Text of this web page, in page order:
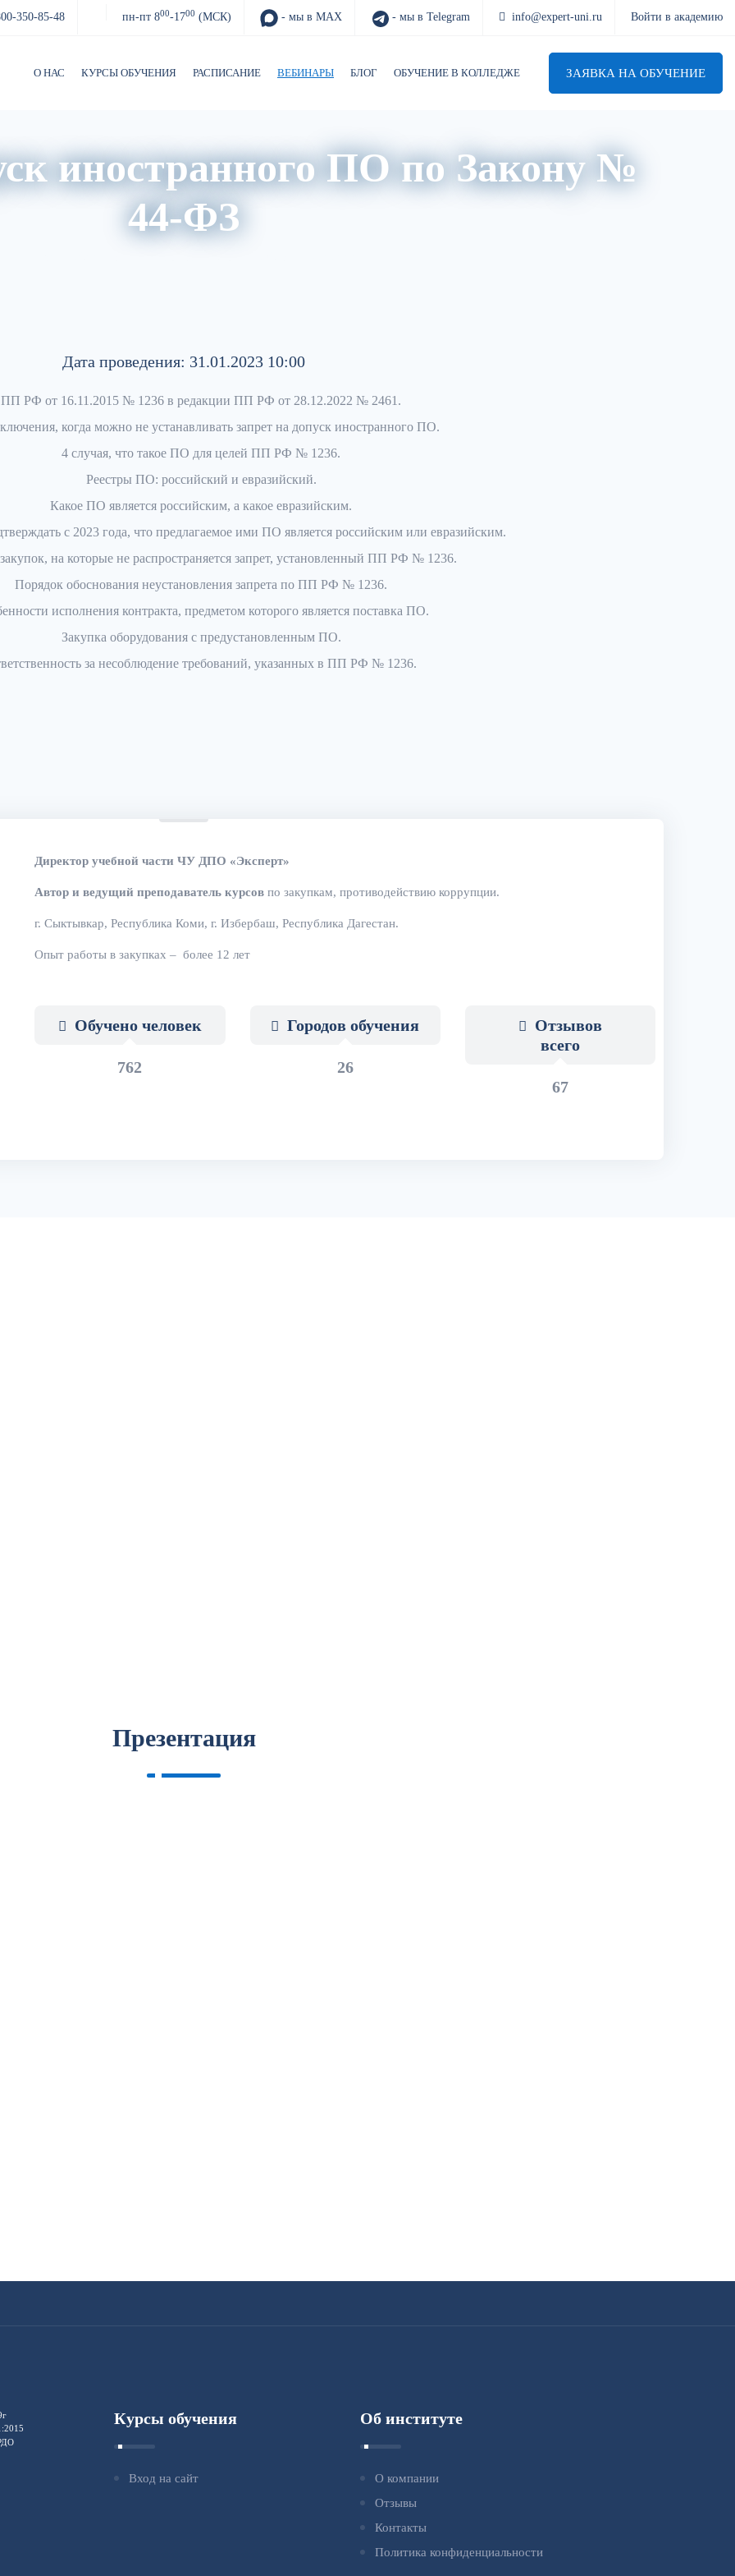
350-85-48 пн-пт 800-1700 (МСК) - мы в MAX - мы в Telegram info@expert-uni.ru Войти в академию
О НАС КУРСЫ ОБУЧЕНИЯ РАСПИСАНИЕ ВЕБИНАРЫ БЛОГ ОБУЧЕНИЕ В КОЛЛЕДЖЕ ЗАЯВКА НА ОБУЧЕНИЕ
иностранного ПО по Закону №
44-ФЗ
Дата проведения: 31.01.2023 10:00
ПП РФ от 16.11.2015 № 1236 в редакции ПП РФ от 28.12.2022 № 2461.
когда можно не устанавливать запрет на допуск иностранного ПО.
4 случая, что такое ПО для целей ПП РФ № 1236.
Реестры ПО: российский и евразийский.
Какое ПО является российским, а какое евразийским.
с 2023 года, что предлагаемое ими ПО является российским или евразийским.
на которые не распространяется запрет, установленный ПП РФ № 1236.
Порядок обоснования неустановления запрета по ПП РФ № 1236.
исполнения контракта, предметом которого является поставка ПО.
Закупка оборудования с предустановленным ПО.
за несоблюдение требований, указанных в ПП РФ № 1236.
Директор учебной части ЧУ ДПО «Эксперт»
Автор и ведущий преподаватель курсов по закупкам, противодействию коррупции.
г. Сыктывкар, Республика Коми, г. Избербаш, Республика Дагестан.
Опыт работы в закупках – более 12 лет
Обучено человек
762
Городов обучения
26
Отзывов
всего
67
Презентация
Курсы обучения
Вход на сайт
Об институте
О компании
Отзывы
Контакты
Политика конфиденциальности